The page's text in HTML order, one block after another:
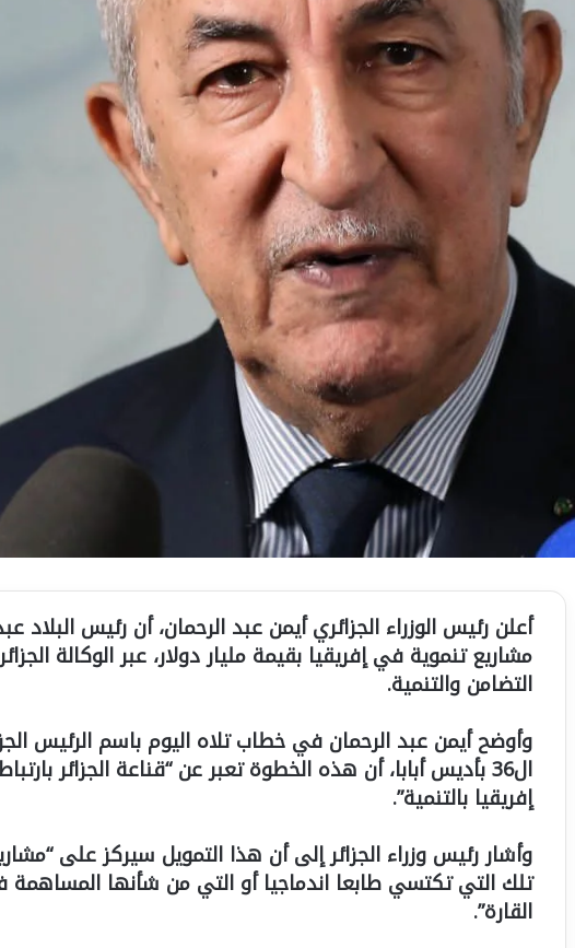
أعلن رئيس الوزراء الجزائري أيمن عبد الرحمان، أن رئيس البلاد
مشاريع تنموية في إفريقيا بقيمة مليار دولار، عبر الوكالة
التضامن والتنمية.
وأوضح أيمن عبد الرحمان في خطاب تلاه اليوم باسم الرئيس
ال36 بأديس أبابا، أن هذه الخطوة تعبر عن “قناعة الجزائر
إفريقيا بالتنمية”.
وأشار رئيس وزراء الجزائر إلى أن هذا التمويل سيركز على
تلك التي تكتسي طابعا اندماجيا أو التي من شأنها
القارة”.